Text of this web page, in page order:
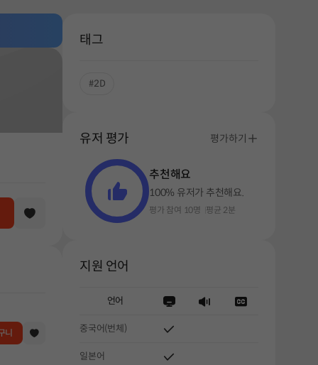
니
태그
#2D
유저 평가 평가하기
추천해요
100% 유저가 추천해요.
평가 참여 10명 평균 2분
지원 언어
언어
중국어(번체)
일본어